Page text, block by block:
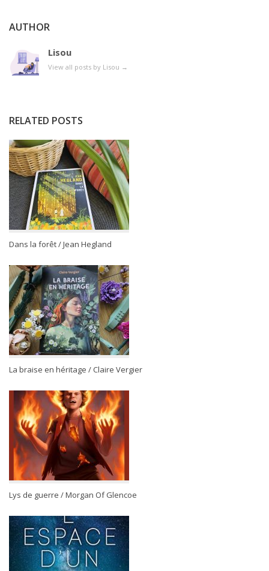
AUTHOR
Lisou
View all posts by Lisou →
RELATED POSTS
Dans la forêt / Jean Hegland
La braise en héritage / Claire Vergier
Lys de guerre / Morgan Of Glencoe